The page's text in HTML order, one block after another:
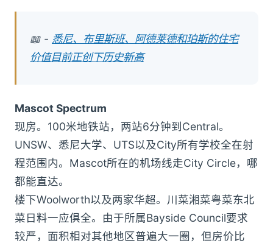
📖 - 悉尼、布里斯班、阿德莱德和珀斯的住宅
价值目前正创下历史新高
Mascot Spectrum
现房。100米地铁站，两站6分钟到Central。
UNSW、悉尼大学、UTS以及City所有学校全在射
程范围内。Mascot所在的机场线走City Circle，哪
都能直达。
楼下Woolworth以及两家华超。川菜湘菜粤菜东北
菜日料一应俱全。由于所属Bayside Council要求
较严，面积相对其他地区普遍大一圈，但房价比